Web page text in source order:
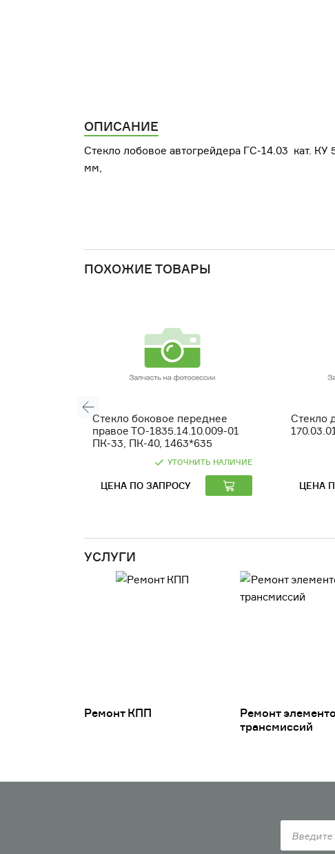
ОПИСАНИЕ
Стекло лобовое автогрейдера ГС-14.03 кат. КУ
мм,
ПОХОЖИЕ ТОВАРЫ
Стекло боковое переднее
правое ТО-1835.14.10.009-01
ПК-33, ПК-40, 1463*635
УТОЧНИТЬ НАЛИЧИЕ
ЦЕНА ПО ЗАПРОСУ
Стекло
ЦЕНА
УСЛУГИ
Ремонт КПП
Ремонт
трансмиссий